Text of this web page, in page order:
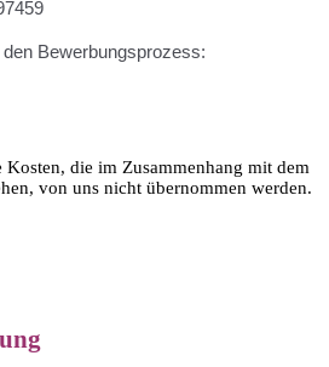
Bewerbungsprozess:
Kosten, die im Zusammenhang mit dem
von uns nicht übernommen werden.